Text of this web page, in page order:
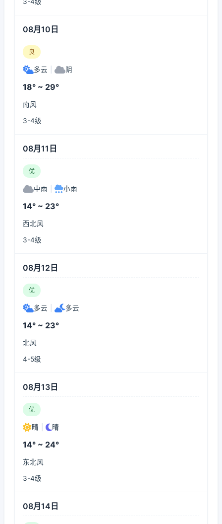
08月10日
良
多云 阴
18° ~ 29°
南风
3-4级
08月11日
优
中雨 小雨
14° ~ 23°
西北风
3-4级
08月12日
优
多云 多云
14° ~ 23°
北风
4-5级
08月13日
优
晴 晴
14° ~ 24°
东北风
3-4级
08月14日